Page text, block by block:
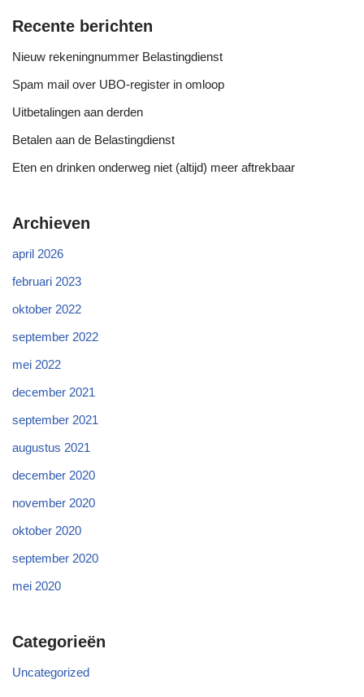
Recente berichten
Nieuw rekeningnummer Belastingdienst
Spam mail over UBO-register in omloop
Uitbetalingen aan derden
Betalen aan de Belastingdienst
Eten en drinken onderweg niet (altijd) meer aftrekbaar
Archieven
april 2026
februari 2023
oktober 2022
september 2022
mei 2022
december 2021
september 2021
augustus 2021
december 2020
november 2020
oktober 2020
september 2020
mei 2020
Categorieën
Uncategorized